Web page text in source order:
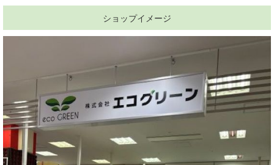
ショップイメージ